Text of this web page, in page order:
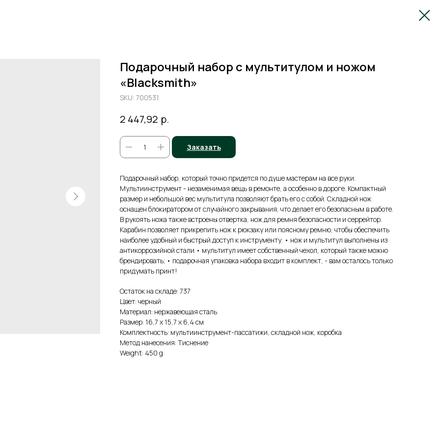
Подарочный набор с мультитулом и ножом
«Blacksmith»
SKU: 700531
2 447,92 р.
Заказать
Подарочный набор, который точно придется по душе мастерам на все руки.
Мультиинструмент - незаменимая вещь в ремонте, а особенно в дороге. Компактный
размер и небольшой вес мультитула позволяют брать его с собой. Складной нож
оснащен блокиратором от случайного закрывания, что делает его безопасным в работе.
В рукоять ножа также встроены отвертка, нож для ремня безопасности и серрейтор.
Карабин позволяет прикрепить нож к рюкзаку или поясному ремню, чтобы обеспечить
наиболее удобный и быстрый доступ к инструменту. • нож и мультитул выполнены из
антикоррозийной стали • мультитул имеет собственный чехол, который также можно
брендировать; • подарочная упаковка набора входит в комплект, - вам осталось только
придумать принт!
Остаток на складе: 737
Цвет: черный
Материал: нержавеющая cталь
Размер: 16,7 х 15,7 х 6,4 см
Комплектность: мультиинструмент-пассатижи, складной нож, коробка
Метод нанесения: Тиснение
Weight: 450 g